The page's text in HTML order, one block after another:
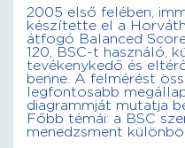
2005 első felében,
készítette el a
átfogó Balanced
120, BSC-t használó,
tevékenykedő és
benne. A felmérést
legfontosabb
diagrammját mutatja
Főbb témái: a BSC
menedzsment